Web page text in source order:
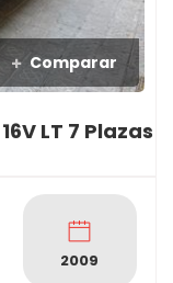
Comparar
LT 7 Plazas
2009